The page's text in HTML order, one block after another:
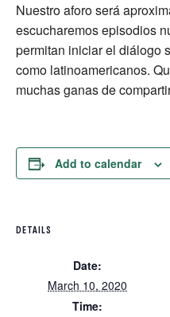
Nuestro aforo será
escucharemos episodios
permitan iniciar el diálogo
como latinoamericanos.
muchas ganas de
Add to calendar
DETAILS
Date:
March 10, 2020
Time: